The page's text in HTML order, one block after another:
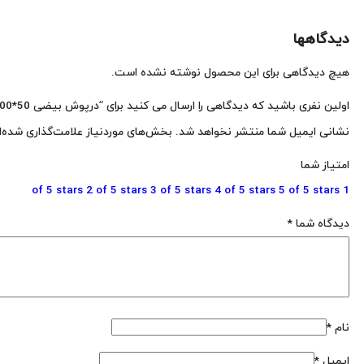
دیدگاهها
هیچ دیدگاهی برای این محصول نوشته نشده است.
اولین نفری باشید که دیدگاهی را ارسال می کنید برای “درپوش بیضی 50*100”
نشانی ایمیل شما منتشر نخواهد شد. بخش‌های موردنیاز علامت‌گذاری
امتیاز شما
1 of 5 stars
2 of 5 stars 3 of 5 stars 4 of 5 stars 5 of 5 stars
دیدگاه شما *
نام *
ایمیل *